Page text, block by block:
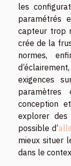
les
paramétrés
capteur trop
crée de la
normes,
exigences
conception
explorer
possible d’
mieux situer
dans le